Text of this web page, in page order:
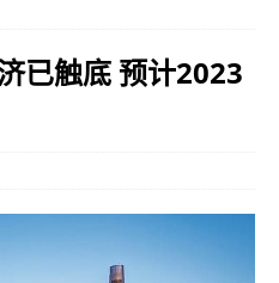
已触底 预计2023